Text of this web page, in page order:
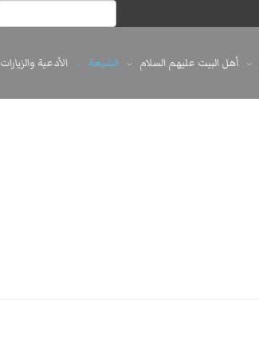
أهل البيت عليهم السلام الشيعة الأدعية والزيارات